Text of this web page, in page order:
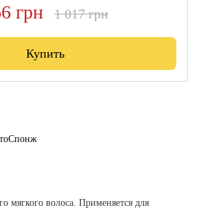
грн 1 017 грн
Купить
мягкого волоса. Применяется для